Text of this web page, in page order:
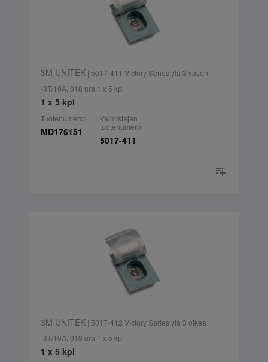
3M UNITEK| 5017-411 Victory Series ylä 3 vasen
-3T/10A, 018 ura 1 x 5 kpl
1 x 5 kpl
Tuotenumero:
MD176151
Valmistajan
tuotenumero:
5017-411
3M UNITEK| 5017-412 Victory Series ylä 3 oikea
-3T/10A, 018 ura 1 x 5 kpl
1 x 5 kpl